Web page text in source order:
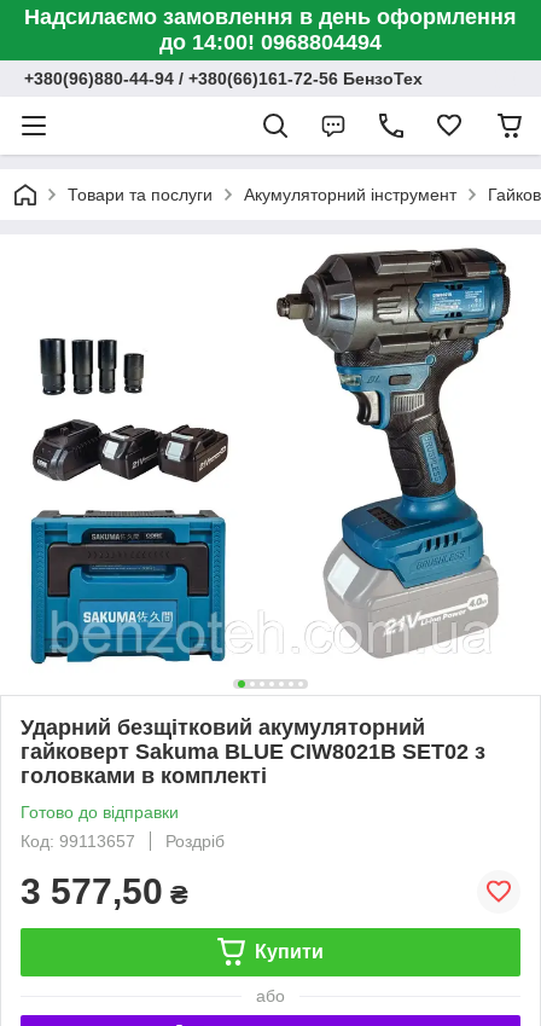
Надсилаємо замовлення в день оформлення
до 14:00! 0968804494
+380(96)880-44-94 / +380(66)161-72-56 БензоТех
Товари та послуги Акумуляторний інструмент
Ударний безщітковий акумуляторний
гайковерт Sakuma BLUE CIW8021B SET02 з
головками в комплекті
Готово до відправки
Код: 99113657
Роздріб
3 577,50 ₴
Купити
або